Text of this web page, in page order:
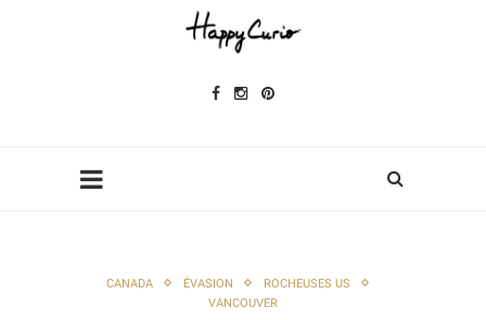
CANADA ÉVASION
ROCHEUSES US
VANCOUVER